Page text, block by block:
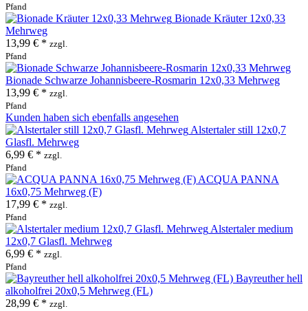
Pfand
Bionade Kräuter 12x0,33
Mehrweg
13,99 € * zzgl.
Pfand
Bionade Schwarze Johannisbeere-Rosmarin 12x0,33 Mehrweg
13,99 € * zzgl.
Pfand
Kunden haben sich ebenfalls angesehen
Alstertaler still 12x0,7
Glasfl. Mehrweg
6,99 € * zzgl.
Pfand
ACQUA PANNA
16x0,75 Mehrweg (F)
17,99 € * zzgl.
Pfand
Alstertaler medium
12x0,7 Glasfl. Mehrweg
6,99 € * zzgl.
Pfand
Bayreuther hell
alkoholfrei 20x0,5 Mehrweg (FL)
28,99 € * zzgl.